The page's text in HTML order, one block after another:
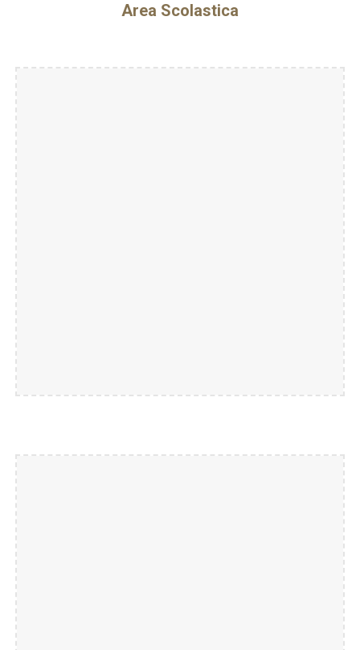
Area Scolastica